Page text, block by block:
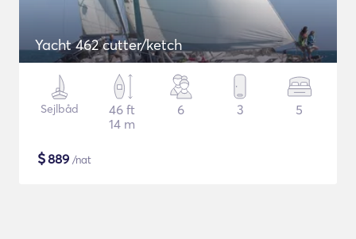
Yacht 462 cutter/ketch
Sejlbåd
46 ft
14 m
6 3 5
$889 /nat